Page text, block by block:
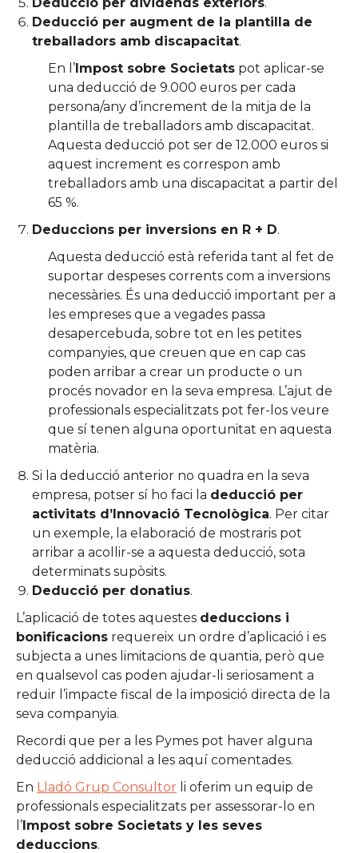
Deducció per augment de la plantilla de
treballadors amb discapacitat.
En l’Impost sobre Societats pot aplicar-se
una deducció de 9.000 euros per cada
persona/any d’increment de la mitja de la
plantilla de treballadors amb discapacitat.
Aquesta deducció pot ser de 12.000 euros si
aquest increment es correspon amb
treballadors amb una discapacitat a partir del
65 %.
Deduccions per inversions en R + D.
Aquesta deducció està referida tant al fet de
suportar despeses corrents com a inversions
necessàries. És una deducció important per a
les empreses que a vegades passa
desapercebuda, sobre tot en les petites
companyies, que creuen que en cap cas
poden arribar a crear un producte o un
procés novador en la seva empresa. L’ajut de
professionals especialitzats pot fer-los veure
que sí tenen alguna oportunitat en aquesta
matèria.
Si la deducció anterior no quadra en la seva
empresa, potser sí ho faci la deducció per
activitats d’Innovació Tecnològica. Per citar
un exemple, la elaboració de mostraris pot
arribar a acollir-se a aquesta deducció, sota
determinats supòsits.
Deducció per donatius.
L’aplicació de totes aquestes deduccions i
bonificacions requereix un ordre d’aplicació i es
subjecta a unes limitacions de quantia, però que
en qualsevol cas poden ajudar-li seriosament a
reduir l’impacte fiscal de la imposició directa de la
seva companyia.
Recordi que per a les Pymes pot haver alguna
deducció addicional a les aquí comentades.
En Lladó Grup Consultor li oferim un equip de
professionals especialitzats per assessorar-lo en
l’Impost sobre Societats y les seves
deduccions.